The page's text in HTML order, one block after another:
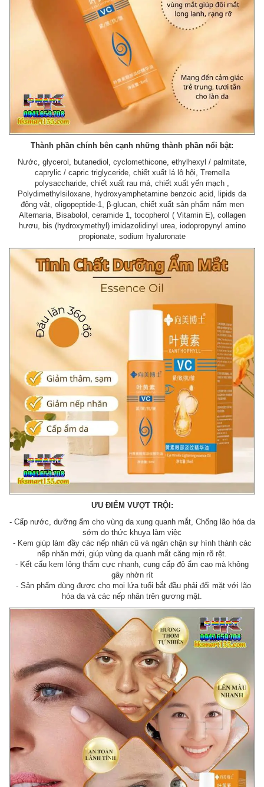
Thành phần chính bên cạnh những thành phần nổi bật:
Nước, glycerol, butanediol, cyclomethicone, ethylhexyl / palmitate,
caprylic / capric triglyceride, chiết xuất lá lô hội, Tremella
polysaccharide, chiết xuất rau má, chiết xuất yến mạch ,
Polydimethylsiloxane, hydroxyamphetamine benzoic acid, lipids da
động vật, oligopeptide-1, β-glucan, chiết xuất sản phẩm nấm men
Alternaria, Bisabolol, ceramide 1, tocopherol ( Vitamin E), collagen
hươu, bis (hydroxymethyl) imidazolidinyl urea, iodopropynyl amino
propionate, sodium hyaluronate
ƯU ĐIỂM VƯỢT TRỘI:
- Cấp nước, dưỡng ẩm cho vùng da xung quanh mắt, Chống lão hóa da
sớm do thức khuya làm việc
- Kem giúp làm đầy các nếp nhăn cũ và ngăn chặn sự hình thành các
nếp nhăn mới, giúp vùng da quanh mắt căng mịn rõ rệt.
- Kết cấu kem lỏng thấm cực nhanh, cung cấp độ ẩm cao mà không
gây nhờn rít
- Sản phẩm dùng được cho mọi lứa tuổi bắt đầu phải đối mặt với lão
hóa da và các nếp nhăn trên gương mặt.